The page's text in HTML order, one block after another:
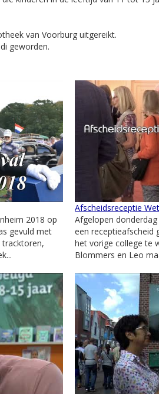
van Voorburg uitgereikt.
geworden.
2018 op
gevuld met
tracktoren,
Afscheidsreceptie
Afgelopen
een receptieafscheid
het vorige college te
Blommers en Leo